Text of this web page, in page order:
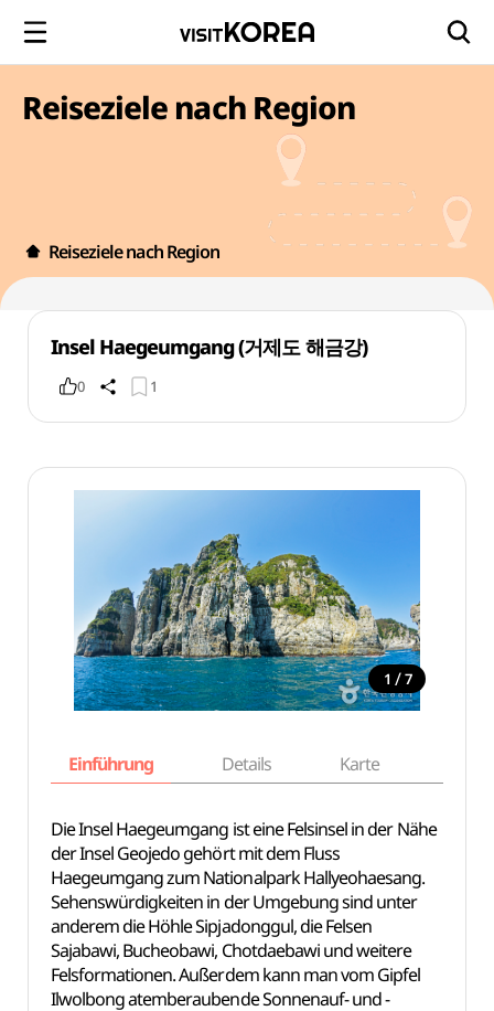
Reiseziele nach Region
Reiseziele nach Region
Insel Haegeumgang (거제도 해금강)
0 1
1 / 7
Einführung Details Karte
Die Insel Haegeumgang ist eine Felsinsel in der Nähe
der Insel Geojedo gehört mit dem Fluss
Haegeumgang zum Nationalpark Hallyeohaesang.
Sehenswürdigkeiten in der Umgebung sind unter
anderem die Höhle Sipjadonggul, die Felsen
Sajabawi, Bucheobawi, Chotdaebawi und weitere
Felsformationen. Außerdem kann man vom Gipfel
Ilwolbong atemberaubende Sonnenauf- und -